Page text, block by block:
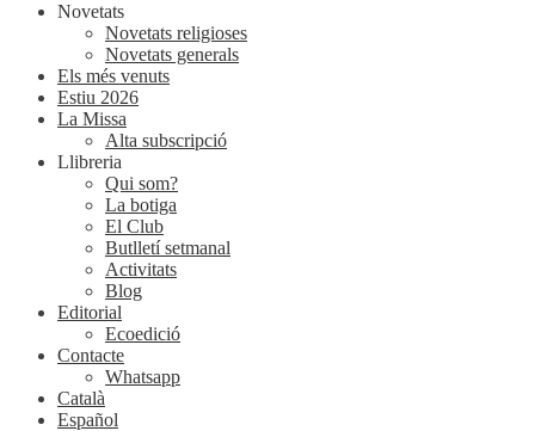
Novetats
Novetats religioses
Novetats generals
Els més venuts
Estiu 2026
La Missa
Alta subscripció
Llibreria
Qui som?
La botiga
El Club
Butlletí setmanal
Activitats
Blog
Editorial
Ecoedició
Contacte
Whatsapp
Català
Español